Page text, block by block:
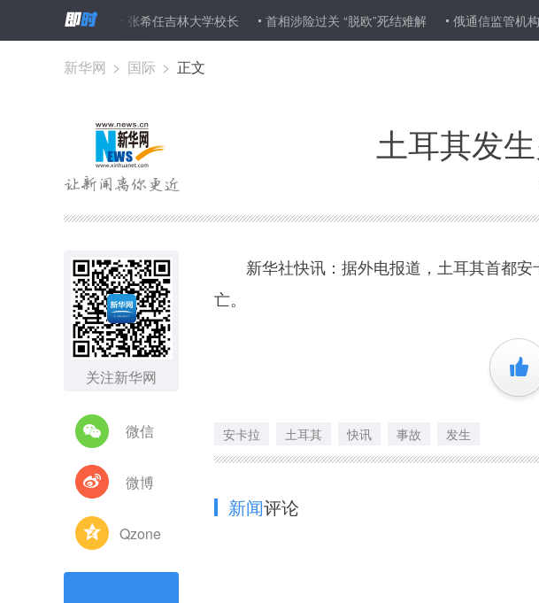
张希任吉林大学校长 首相涉险过关 “脱欧”死结难解 俄通信监管机构警告
新华网 > 国际 > 正文
土耳其发
关注新华网
微信
微博
Qzone
新华社快讯：据外电报道，土耳其首都安
亡。
+1
安卡拉 土耳其 快讯 事故 发生
新闻评论